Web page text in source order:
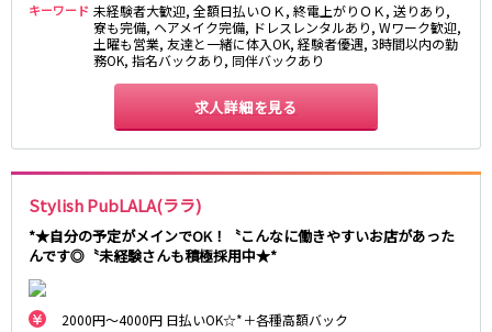
キーワード 未経験者大歓迎, 全額日払いＯＫ, 終電上がりＯＫ, 送りあり,
寮も完備, ヘアメイク完備, ドレスレンタルあり, Wワーク歓迎,
土曜も営業, 友達と一緒に体入OK, 経験者優遇, 3時間以内の勤
務OK, 指名バックあり, 同伴バックあり
求人詳細を見る
Stylish PubLALA(ララ)
*★自分の予定がメインでOK！〝こんなに働きやすいお店があった
んです◎〝未経験さんも積極採用中★*
2000円～4000円 日払いOK☆*＋各種高額バック